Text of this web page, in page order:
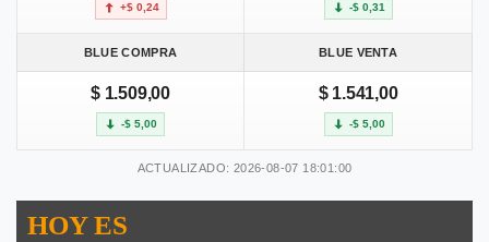
+$ 0,24 -$ 0,31
BLUE COMPRA BLUE VENTA
$ 1.509,00
-$ 5,00
$ 1.541,00
-$ 5,00
ACTUALIZADO: 2026-08-07 18:01:00
HOY ES